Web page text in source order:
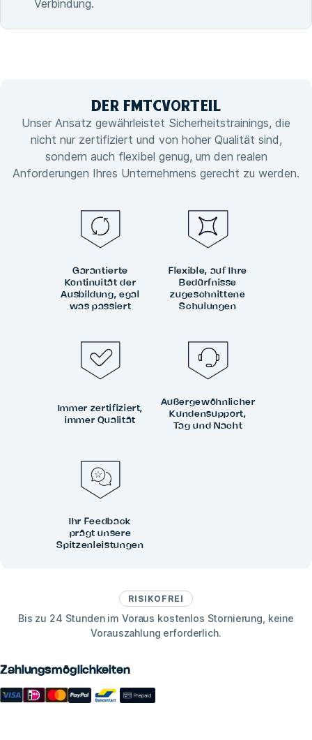
Verbindung.
RISIKOFREI
Bis zu 24 Stunden im Voraus kostenlos Stornierung, keine
Vorauszahlung erforderlich.
Zahlungsmöglichkeiten
DER FMTCVORTEIL
Unser Ansatz gewährleistet Sicherheitstrainings, die
nicht nur zertifiziert und von hoher Qualität sind,
sondern auch flexibel genug, um den realen
Anforderungen Ihres Unternehmens gerecht zu werden.
Garantierte
Kontinuität der
Ausbildung, egal
was passiert
Flexible, auf Ihre
Bedürfnisse
zugeschnittene
Schulungen
Immer zertifiziert,
immer Qualität
Außergewöhnlicher
Kundensupport,
Tag und Nacht
Ihr Feedback
prägt unsere
Spitzenleistungen